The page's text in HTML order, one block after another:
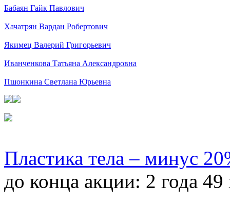
Бабаян Гайк Павлович
Хачатрян Вардан Робертович
Якимец Валерий Григорьевич
Иванченкова Татьяна Александровна
Пшонкина Светлана Юрьевна
Пластика тела – минус
до конца акции: 2 года 49